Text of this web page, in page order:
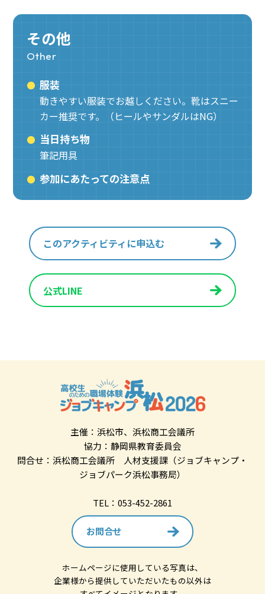
その他
Other
服装
動きやすい服装でお越しください。靴はスニー
カー推奨です。（ヒールやサンダルはNG）
当日持ち物
筆記用具
参加にあたっての注意点
このアクティビティに申込む
公式LINE
主催：浜松市、浜松商工会議所
協力：静岡県教育委員会
問合せ：浜松商工会議所 人材支援課（ジョブキャンプ・
ジョブパーク浜松事務局）
TEL：053-452-2861
お問合せ
ホームページに使用している写真は、
企業様から提供していただいたもの以外は